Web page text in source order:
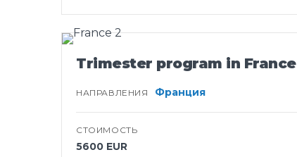
Trimester program in France
НАПРАВЛЕНИЯ Франция
СТОИМОСТЬ
5600 EUR